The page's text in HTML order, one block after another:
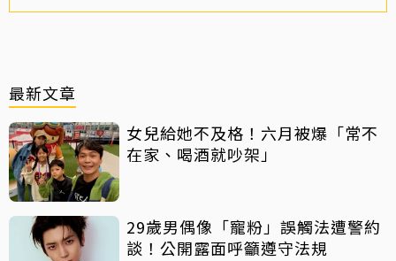
最新文章
女兒給她不及格！六月被爆「常不
在家、喝酒就吵架」
29歲男偶像「寵粉」誤觸法遭警約
談！公開露面呼籲遵守法規